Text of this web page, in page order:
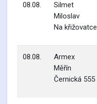
08.08.
Silmet
Miloslav
Na křižovatce
08.08.
Armex
Měřín
Černická 555